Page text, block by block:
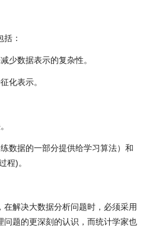
：
少数据表示的复杂性。
化表示。
数据的一部分提供给学习算法）和
程)。
解决大数据分析问题时，必须采用
题的更深刻的认识，而统计学家也